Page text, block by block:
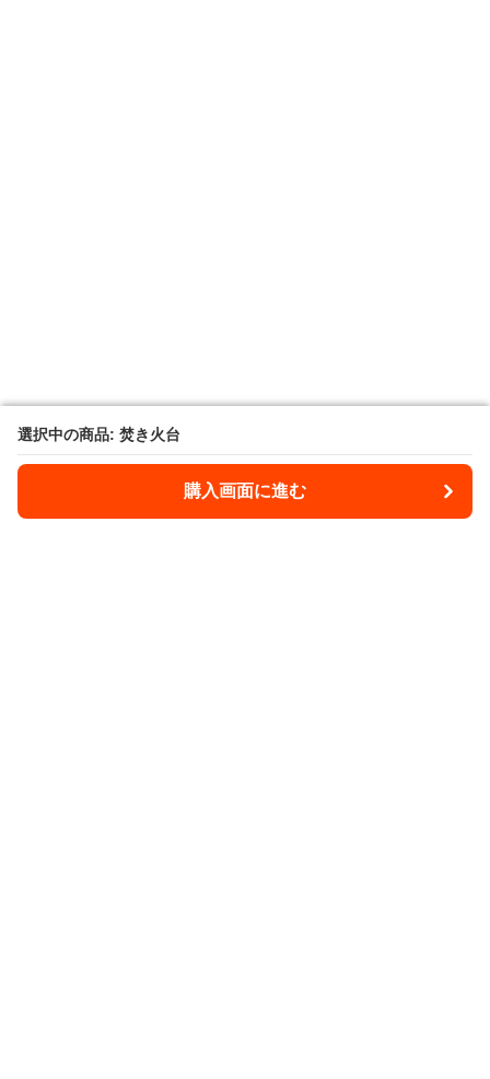
選択中の商品: 焚き火台
購入画面に進む
選択中の商品: 焚き火台
購入画面に進む